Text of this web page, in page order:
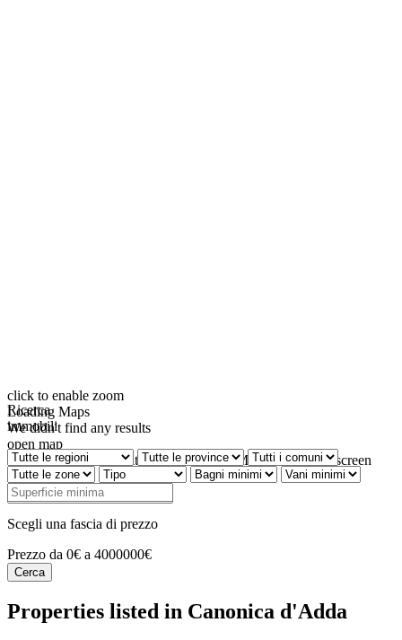
click to enable zoom
Loading Maps
We didn't find any results
open map
View Roadmap Satellite Hybrid Terrain My Location Fullscreen
Prev Next
Ricerca
immobili
Scegli una fascia di prezzo
Prezzo da 0€ a 4000000€
Properties listed in Canonica d'Adda